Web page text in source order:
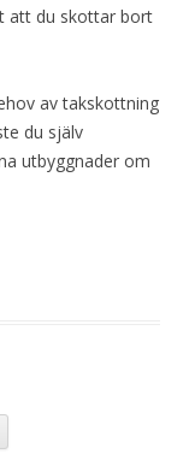
att du skottar bort
av takskottning
du själv
utbyggnader om